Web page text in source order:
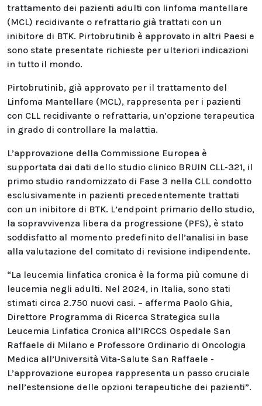
trattamento dei pazienti adulti con linfoma mantellare
(MCL) recidivante o refrattario già trattati con un
inibitore di BTK. Pirtobrutinib è approvato in altri Paesi e
sono state presentate richieste per ulteriori indicazioni
in tutto il mondo.
Pirtobrutinib, già approvato per il trattamento del
Linfoma Mantellare (MCL), rappresenta per i pazienti
con CLL recidivante o refrattaria, un’opzione terapeutica
in grado di controllare la malattia.
L’approvazione della Commissione Europea è
supportata dai dati dello studio clinico BRUIN CLL-321, il
primo studio randomizzato di Fase 3 nella CLL condotto
esclusivamente in pazienti precedentemente trattati
con un inibitore di BTK. L’endpoint primario dello studio,
la sopravvivenza libera da progressione (PFS), è stato
soddisfatto al momento predefinito dell’analisi in base
alla valutazione del comitato di revisione indipendente.
“La leucemia linfatica cronica è la forma più comune di
leucemia negli adulti. Nel 2024, in Italia, sono stati
stimati circa 2.750 nuovi casi. – afferma Paolo Ghia,
Direttore Programma di Ricerca Strategica sulla
Leucemia Linfatica Cronica all’IRCCS Ospedale San
Raffaele di Milano e Professore Ordinario di Oncologia
Medica all’Università Vita-Salute San Raffaele -
L’approvazione europea rappresenta un passo cruciale
nell’estensione delle opzioni terapeutiche dei pazienti”.